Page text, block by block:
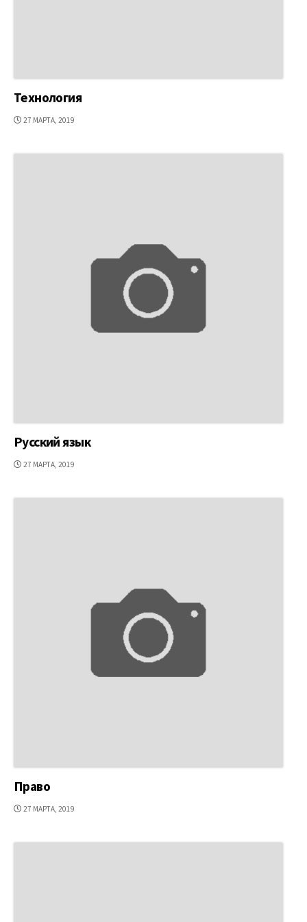
Технология
ДАТА
27 МАРТА, 2019
Русский язык
ДАТА
27 МАРТА, 2019
Право
ДАТА
27 МАРТА, 2019